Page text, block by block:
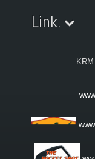
Link.
KRM